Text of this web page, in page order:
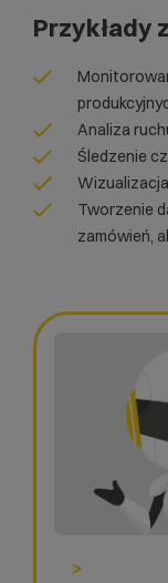
>
Przykłady
Analiza
Śledzenie
Tworzenie
zamówień,